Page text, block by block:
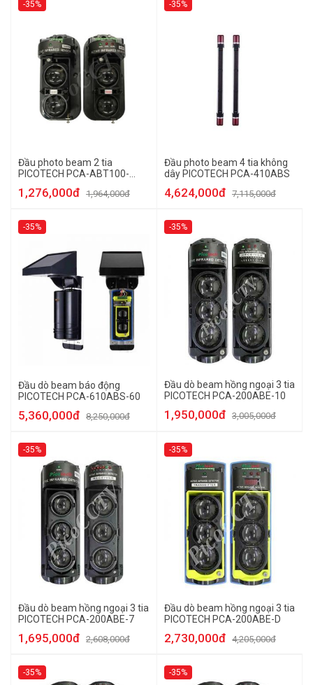
-35%
Đầu photo beam 2 tia
PICOTECH PCA-ABT100-
1,276,000đ 1,964,000đ
-35%
Đầu photo beam 4 tia không
dây PICOTECH PCA-410ABS
4,624,000đ 7,115,000đ
-35%
Đầu dò beam báo động
PICOTECH PCA-610ABS-60
5,360,000đ 8,250,000đ
-35%
Đầu dò beam hồng ngoại 3 tia
PICOTECH PCA-200ABE-10
1,950,000đ 3,005,000đ
-35%
Đầu dò beam hồng ngoại 3 tia
PICOTECH PCA-200ABE-7
1,695,000đ 2,608,000đ
-35%
Đầu dò beam hồng ngoại 3 tia
PICOTECH PCA-200ABE-D
2,730,000đ 4,205,000đ
-35% -35%